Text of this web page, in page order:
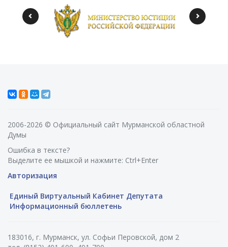
2006-2026 © Официальный сайт Мурманской областной
Думы
Ошибка в тексте?
Выделите ее мышкой и нажмите: Ctrl+Enter
Авторизация
Единый Виртуальный Кабинет Депутата
Информационный бюллетень
183016, г. Мурманск, ул. Софьи Перовской, дом 2